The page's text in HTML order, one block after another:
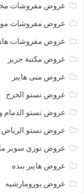
عروض مفروشات
عروض مفروشات
عروض مفروشات
عروض مكتبة جرير
عروض منى هايبر
عروض نستو الخرج
عروض نستو الدمام
عروض نستو الرياض
عروض نوري سوبر
عروض هايبر بنده
عروض يورومارشيه